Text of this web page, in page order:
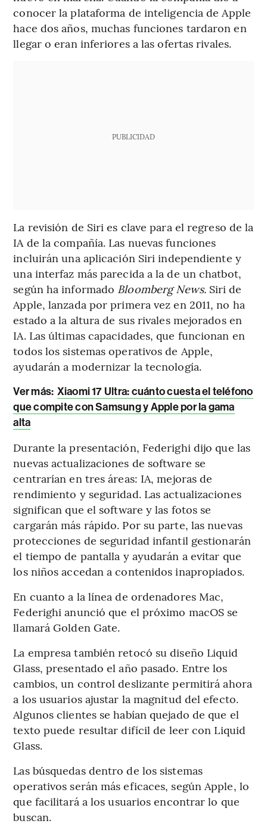
conocer la plataforma de inteligencia de Apple
hace dos años, muchas funciones tardaron en
llegar o eran inferiores a las ofertas rivales.
PUBLICIDAD
La revisión de Siri es clave para el regreso de la
IA de la compañía. Las nuevas funciones
incluirán una aplicación Siri independiente y
una interfaz más parecida a la de un chatbot,
según ha informado Bloomberg News.Siri de
Apple, lanzada por primera vez en 2011, no ha
estado a la altura de sus rivales mejorados en
IA. Las últimas capacidades, que funcionan en
todos los sistemas operativos de Apple,
ayudarán a modernizar la tecnología.
Ver más: Xiaomi 17 Ultra: cuánto cuesta el teléfono
que compite con Samsung y Apple por la gama
alta
Durante la presentación, Federighi dijo que las
nuevas actualizaciones de software se
centrarían en tres áreas: IA, mejoras de
rendimiento y seguridad. Las actualizaciones
significan que el software y las fotos se
cargarán más rápido. Por su parte, las nuevas
protecciones de seguridad infantil gestionarán
el tiempo de pantalla y ayudarán a evitar que
los niños accedan a contenidos inapropiados.
En cuanto a la línea de ordenadores Mac,
Federighi anunció que el próximo macOS se
llamará Golden Gate.
La empresa también retocó su diseño Liquid
Glass, presentado el año pasado. Entre los
cambios, un control deslizante permitirá ahora
a los usuarios ajustar la magnitud del efecto.
Algunos clientes se habían quejado de que el
texto puede resultar difícil de leer con Liquid
Glass.
Las búsquedas dentro de los sistemas
operativos serán más eficaces, según Apple, lo
que facilitará a los usuarios encontrar lo que
buscan.